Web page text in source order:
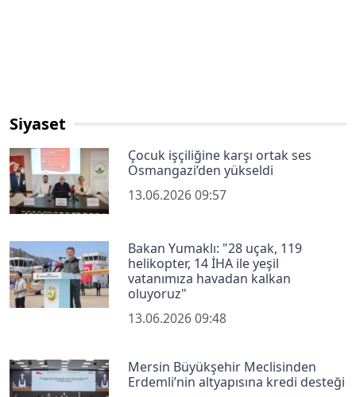
Siyaset
Çocuk işçiliğine karşı ortak ses
Osmangazi’den yükseldi
13.06.2026 09:57
Bakan Yumaklı: "28 uçak, 119
helikopter, 14 İHA ile yeşil
vatanımıza havadan kalkan
oluyoruz"
13.06.2026 09:48
Mersin Büyükşehir Meclisinden
Erdemli’nin altyapısına kredi desteği